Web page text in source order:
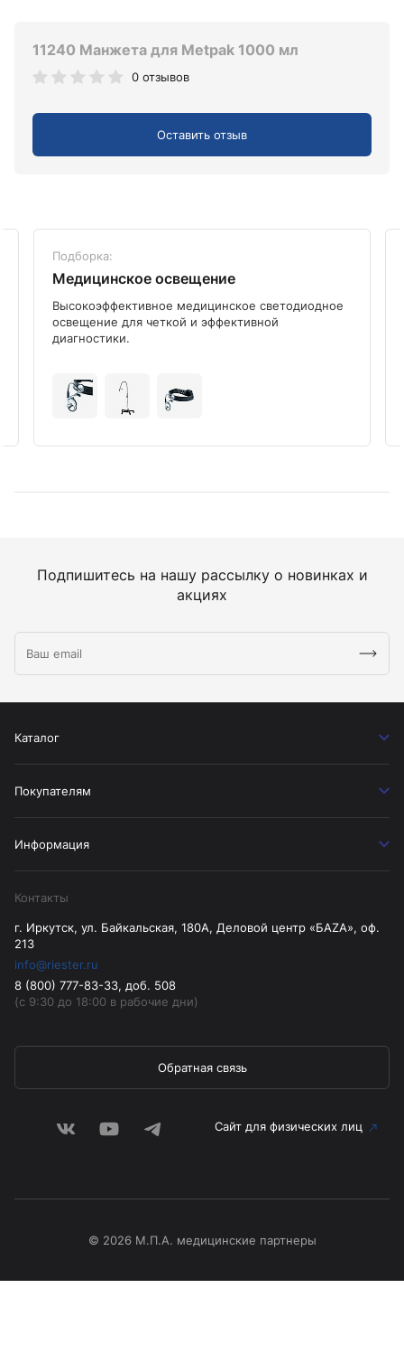
11240 Манжета для Metpak 1000 мл
0 отзывов
Оставить отзыв
Подборка:
Медицинское освещение
Высокоэффективное медицинское светодиодное
освещение для четкой и эффективной
диагностики.
Подпишитесь на нашу рассылку о новинках и
акциях
Каталог
Покупателям
Информация
Контакты
г. Иркутск, ул. Байкальская, 180А, Деловой центр «БАZА», оф.
213
info@riester.ru
8 (800) 777-83-33, доб. 508
(с 9:30 до 18:00 в рабочие дни)
Обратная связь
Сайт для физических лиц
© 2026 М.П.А. медицинские партнеры